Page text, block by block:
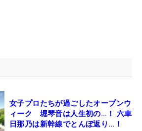
女子プロたちが過ごしたオープンウ
ィーク 堀琴音は人生初の…！ 六車
日那乃は新幹線でとんぼ返り…！